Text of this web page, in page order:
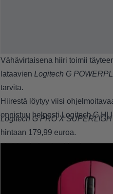
Vähävirtaisena hiiri toimii
lataavien Logitech G
tarvita.
Hiirestä löytyy viisi
onnistuu helposti Logitech G
Logitech G PRO X
hintaan 179,99 euroa.
LisätietojaLogitechin sivuilta.